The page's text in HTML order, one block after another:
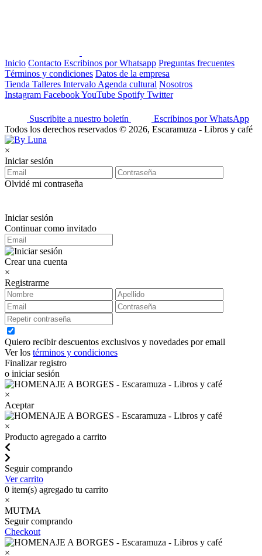
Inicio Contacto Escribinos por Whatsapp Preguntas frecuentes
Términos y condiciones Datos de la empresa
Tienda Talleres Intervalo Agenda cultural Nosotros
Instagram FacebookYouTube Spotify Twitter
Suscribite a nuestro boletín
Escribinos por WhatsApp
Todos los derechos reservados © 2026, Escaramuza - Libros y café
×
Iniciar sesión
Olvidé mi contraseña
Iniciar sesión
Continuar como invitado
Crear una cuenta
×
Registrarme
Quiero recibir descuentos exclusivos y novedades por email
Ver los términos y condiciones
Finalizar registro
o iniciar sesión
×
Aceptar
×
Producto agregado a carrito
Seguir comprando
Ver carrito
0 item(s) agregado tu carrito
×
MUTMA
Seguir comprando
Checkout
×